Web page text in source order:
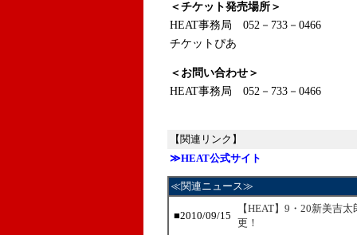
＜チケット発売場所＞
HEAT事務局 052－733－0466
チケットぴあ
＜お問い合わせ＞
HEAT事務局 052－733－0466
【関連リンク】
≫HEAT公式サイト
≪関連ニュース≫
■2010/09/15
【HEAT】9・20新美吉
更！